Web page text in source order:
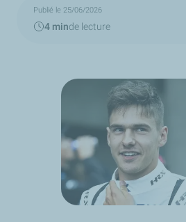
Publié le 25/06/2026
4 minde lecture